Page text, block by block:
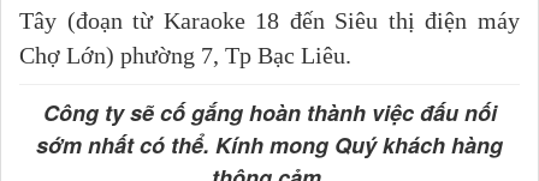
Tây (đoạn từ Karaoke 18 đến Siêu thị điện máy
Chợ Lớn) phường 7, Tp Bạc Liêu.
Công ty sẽ cố gắng hoàn thành việc đấu nối
sớm nhất có thể. Kính mong Quý khách hàng